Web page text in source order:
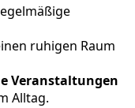
ruhigen Raum
Veranstaltungen
Alltag.